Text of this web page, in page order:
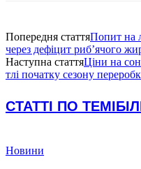
Попередня статтяПопит на
через дефіцит риб’ячого
Наступна статтяЦіни на
тлі початку сезону
СТАТТІ ПО ТЕМІ
Новини